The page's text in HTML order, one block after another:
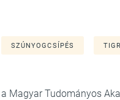
SZÚNYOGCSÍPÉS
a Magyar Tudományos